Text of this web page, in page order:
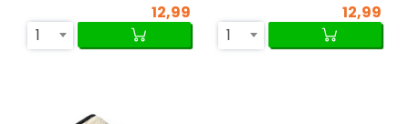
12,99
1
12,99
1